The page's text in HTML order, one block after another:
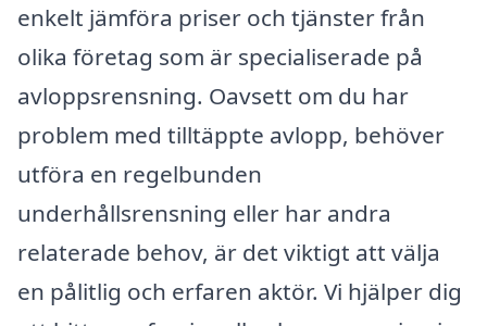
enkelt jämföra priser och tjänster från
olika företag som är specialiserade på
avloppsrensning. Oavsett om du har
problem med tilltäppte avlopp, behöver
utföra en regelbunden
underhållsrensning eller har andra
relaterade behov, är det viktigt att välja
en pålitlig och erfaren aktör. Vi hjälper dig